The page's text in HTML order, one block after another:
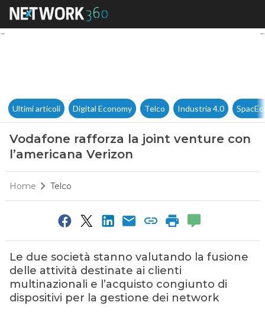
Vodafone rafforza la joint
Ultimi articoli Digital Economy Telco Industria 4.0
Vodafone rafforza la joint venture con
l’americana Verizon
Home Telco
Le due società stanno valutando la fusione
delle attività destinate ai clienti
multinazionali e l’acquisto congiunto di
dispositivi per la gestione dei network